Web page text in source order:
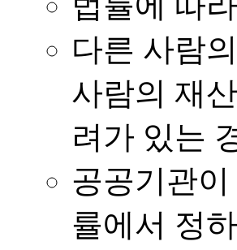
다른 사람
사람의 재
려가 있는
공공기관
률에서 정